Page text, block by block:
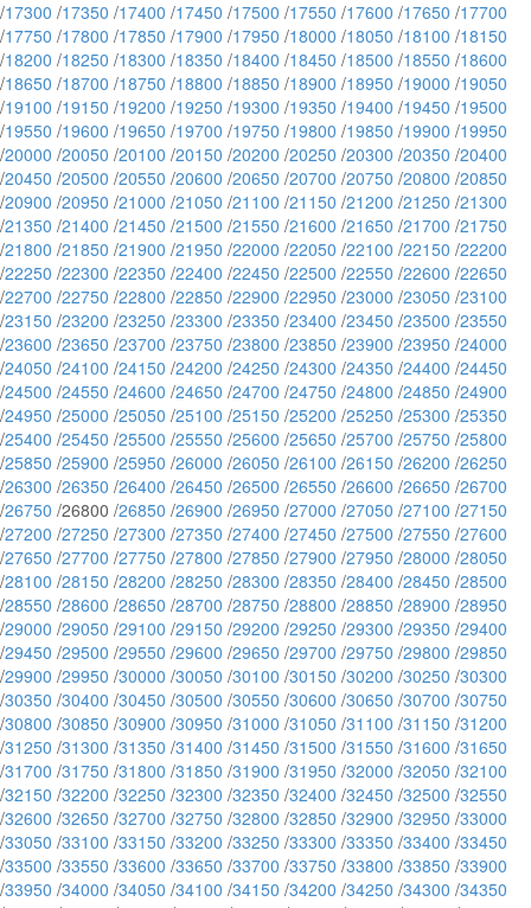
/17300 /17350 /17400 /17450 /17500 /17550 /17600 /17650 /17700
/17750 /17800 /17850 /17900 /17950 /18000 /18050 /18100 /18150
/18200 /18250 /18300 /18350 /18400 /18450 /18500 /18550 /18600
/18650 /18700 /18750 /18800 /18850 /18900 /18950 /19000 /19050
/19100 /19150 /19200 /19250 /19300 /19350 /19400 /19450 /19500
/19550 /19600 /19650 /19700 /19750 /19800 /19850 /19900 /19950
/20000 /20050 /20100 /20150 /20200 /20250 /20300 /20350 /20400
/20450 /20500 /20550 /20600 /20650 /20700 /20750 /20800 /20850
/20900 /20950 /21000 /21050 /21100 /21150 /21200 /21250 /21300
/21350 /21400 /21450 /21500 /21550 /21600 /21650 /21700 /21750
/21800 /21850 /21900 /21950 /22000 /22050 /22100 /22150 /22200
/22250 /22300 /22350 /22400 /22450 /22500 /22550 /22600 /22650
/22700 /22750 /22800 /22850 /22900 /22950 /23000 /23050 /23100
/23150 /23200 /23250 /23300 /23350 /23400 /23450 /23500 /23550
/23600 /23650 /23700 /23750 /23800 /23850 /23900 /23950 /24000
/24050 /24100 /24150 /24200 /24250 /24300 /24350 /24400 /24450
/24500 /24550 /24600 /24650 /24700 /24750 /24800 /24850 /24900
/24950 /25000 /25050 /25100 /25150 /25200 /25250 /25300 /25350
/25400 /25450 /25500 /25550 /25600 /25650 /25700 /25750 /25800
/25850 /25900 /25950 /26000 /26050 /26100 /26150 /26200 /26250
/26300 /26350 /26400 /26450 /26500 /26550 /26600 /26650 /26700
/26750 /26800 /26850 /26900 /26950 /27000 /27050 /27100 /27150
/27200 /27250 /27300 /27350 /27400 /27450 /27500 /27550 /27600
/27650 /27700 /27750 /27800 /27850 /27900 /27950 /28000 /28050
/28100 /28150 /28200 /28250 /28300 /28350 /28400 /28450 /28500
/28550 /28600 /28650 /28700 /28750 /28800 /28850 /28900 /28950
/29000 /29050 /29100 /29150 /29200 /29250 /29300 /29350 /29400
/29450 /29500 /29550 /29600 /29650 /29700 /29750 /29800 /29850
/29900 /29950 /30000 /30050 /30100 /30150 /30200 /30250 /30300
/30350 /30400 /30450 /30500 /30550 /30600 /30650 /30700 /30750
/30800 /30850 /30900 /30950 /31000 /31050 /31100 /31150 /31200
/31250 /31300 /31350 /31400 /31450 /31500 /31550 /31600 /31650
/31700 /31750 /31800 /31850 /31900 /31950 /32000 /32050 /32100
/32150 /32200 /32250 /32300 /32350 /32400 /32450 /32500 /32550
/32600 /32650 /32700 /32750 /32800 /32850 /32900 /32950 /33000
/33050 /33100 /33150 /33200 /33250 /33300 /33350 /33400 /33450
/33500 /33550 /33600 /33650 /33700 /33750 /33800 /33850 /33900
/33950 /34000 /34050 /34100 /34150 /34200 /34250 /34300 /34350